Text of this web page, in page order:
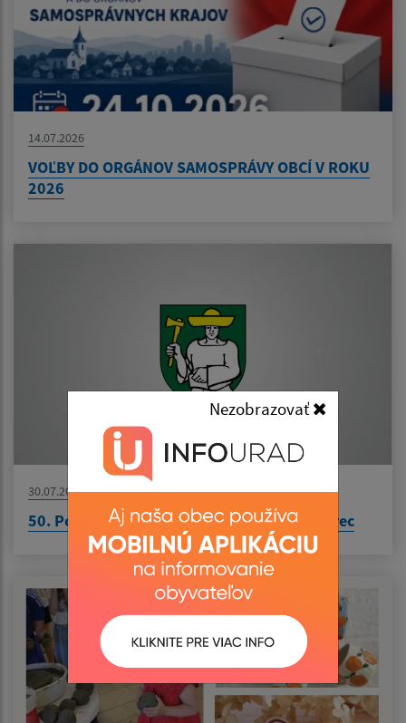
Nezobrazovať
14.07.2026
VOĽBY DO ORGÁNOV SAMOSPRÁVY OBCÍ V ROKU
2026
30.07.2026
50. Podroháčske folklórne slávnosti - Zuberec